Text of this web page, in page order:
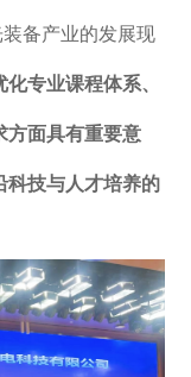
备产业的发展现
专业课程体系、
方面具有重要意
科技与人才培养的